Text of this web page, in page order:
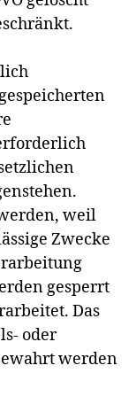
weil
Zwecke
gesperrt
Das
oder
werden